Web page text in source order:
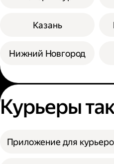
Казань
Нижний Новгород
Курьеры
Приложение для